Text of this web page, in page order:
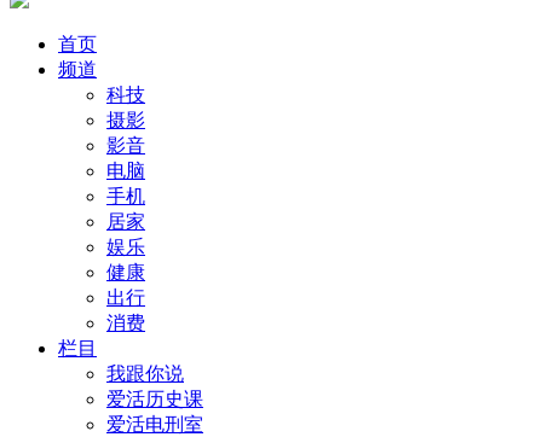
首页
频道
科技
摄影
影音
电脑
手机
居家
娱乐
健康
出行
消费
栏目
我跟你说
爱活历史课
爱活电刑室